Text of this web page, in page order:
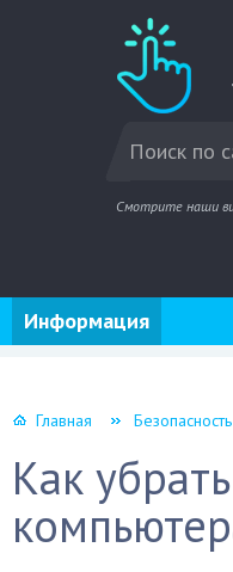
Смотрите наши
Информация
Главная Безопасность
Как